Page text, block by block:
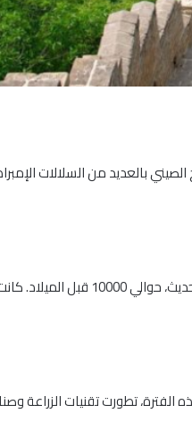
بالعديد من السلالات
تعود أقدم الأدلة على الحضارة الصينية إلى العصر
2000 قبل الميلاد. خلال هذه الفترة، تطورت تقنيات